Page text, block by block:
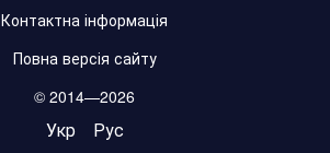
Контактна інформація
Повна версія сайту
© 2014—2026
Укр Рус